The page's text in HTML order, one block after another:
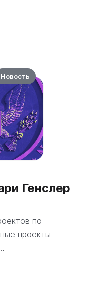
Генслер
по
проекты
Новость